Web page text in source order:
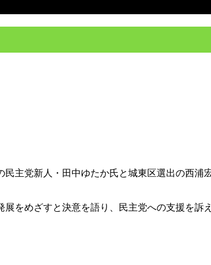
主党新人・田中ゆたか氏と城東区選出の西
をめざすと決意を語り、民主党への支援を訴